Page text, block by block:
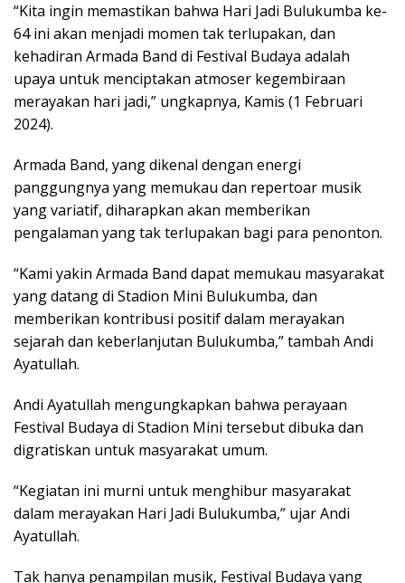
“Kita ingin memastikan bahwa Hari Jadi Bulukumba ke-
64 ini akan menjadi momen tak terlupakan, dan
kehadiran Armada Band di Festival Budaya adalah
upaya untuk menciptakan atmoser kegembiraan
merayakan hari jadi,” ungkapnya, Kamis (1 Februari
2024).
Armada Band, yang dikenal dengan energi
panggungnya yang memukau dan repertoar musik
yang variatif, diharapkan akan memberikan
pengalaman yang tak terlupakan bagi para penonton.
“Kami yakin Armada Band dapat memukau masyarakat
yang datang di Stadion Mini Bulukumba, dan
memberikan kontribusi positif dalam merayakan
sejarah dan keberlanjutan Bulukumba,” tambah Andi
Ayatullah.
Andi Ayatullah mengungkapkan bahwa perayaan
Festival Budaya di Stadion Mini tersebut dibuka dan
digratiskan untuk masyarakat umum.
“Kegiatan ini murni untuk menghibur masyarakat
dalam merayakan Hari Jadi Bulukumba,” ujar Andi
Ayatullah.
Tak hanya penampilan musik, Festival Budaya yang